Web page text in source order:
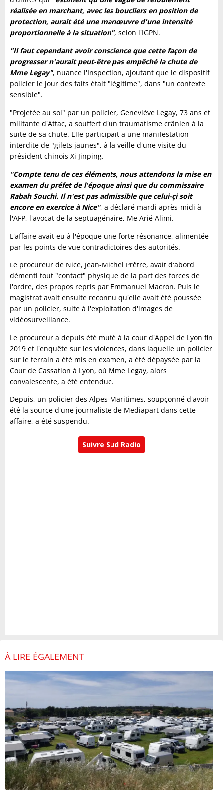
réalisée en marchant, avec les boucliers en position de
protection, aurait été une manœuvre d'une intensité
proportionnelle à la situation", selon l'IGPN.
"Il faut cependant avoir conscience que cette façon de
progresser n'aurait peut-être pas empêché la chute de
Mme Legay", nuance l'Inspection, ajoutant que le dispositif
policier le jour des faits était "légitime", dans "un contexte
sensible".
"Projetée au sol" par un policier, Geneviève Legay, 73 ans et
militante d'Attac, a souffert d'un traumatisme crânien à la
suite de sa chute. Elle participait à une manifestation
interdite de "gilets jaunes", à la veille d'une visite du
président chinois Xi Jinping.
"Compte tenu de ces éléments, nous attendons la mise en
examen du préfet de l'époque ainsi que du commissaire
Rabah Souchi. Il n'est pas admissible que celui-çi soit
encore en exercice à Nice", a déclaré mardi après-midi à
l'AFP, l'avocat de la septuagénaire, Me Arié Alimi.
L'affaire avait eu à l'époque une forte résonance, alimentée
par les points de vue contradictoires des autorités.
Le procureur de Nice, Jean-Michel Prêtre, avait d'abord
démenti tout "contact" physique de la part des forces de
l'ordre, des propos repris par Emmanuel Macron. Puis le
magistrat avait ensuite reconnu qu'elle avait été poussée
par un policier, suite à l'exploitation d'images de
vidéosurveillance.
Le procureur a depuis été muté à la cour d'Appel de Lyon fin
2019 et l'enquête sur les violences, dans laquelle un policier
sur le terrain a été mis en examen, a été dépaysée par la
Cour de Cassation à Lyon, où Mme Legay, alors
convalescente, a été entendue.
Depuis, un policier des Alpes-Maritimes, soupçonné d'avoir
été la source d'une journaliste de Mediapart dans cette
affaire, a été suspendu.
Suivre Sud Radio
À LIRE ÉGALEMENT